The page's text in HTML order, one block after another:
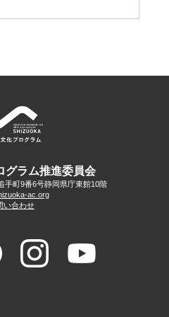
グラム推進委員会
手町9番6号静岡県庁東館10階
ac.org
い合わせ